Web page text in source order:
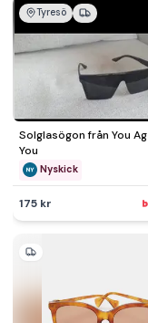
Tyresö
Solglasögon från You
You
Nyskick
175 kr